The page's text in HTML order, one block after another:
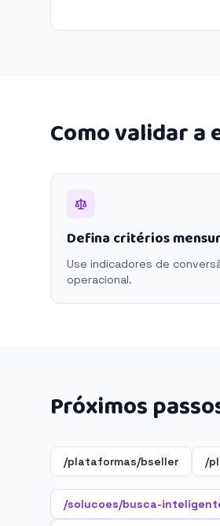
Como validar a
Defina critérios
Use indicadores de
operacional.
Próximos
/plataformas/bseller /
/solucoes/busca-